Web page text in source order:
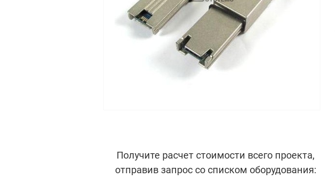
Получите расчет стоимости всего проекта,
отправив запрос со списком оборудования: